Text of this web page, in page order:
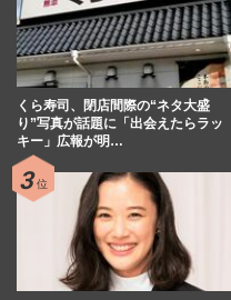
くら寿司、閉店間際の“ネタ大盛
り”写真が話題に「出会えたらラッ
キー」広報が明…